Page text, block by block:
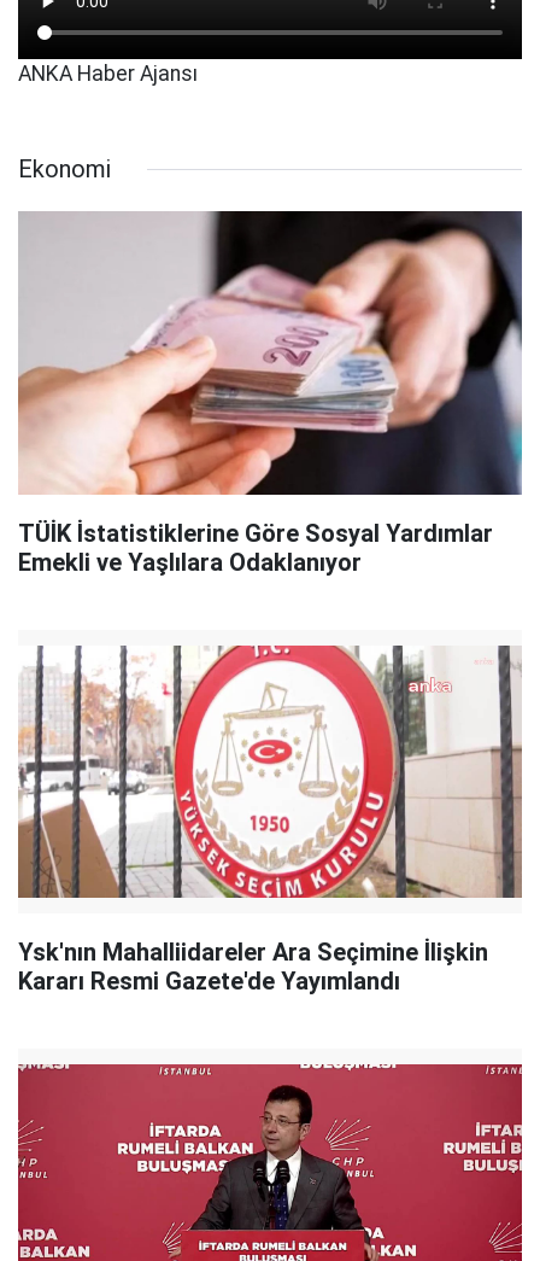
ANKA Haber Ajansı
Ekonomi
TÜİK İstatistiklerine Göre Sosyal Yardımlar
Emekli ve Yaşlılara Odaklanıyor
Ysk'nın Mahalliidareler Ara Seçimine İlişkin
Kararı Resmi Gazete'de Yayımlandı